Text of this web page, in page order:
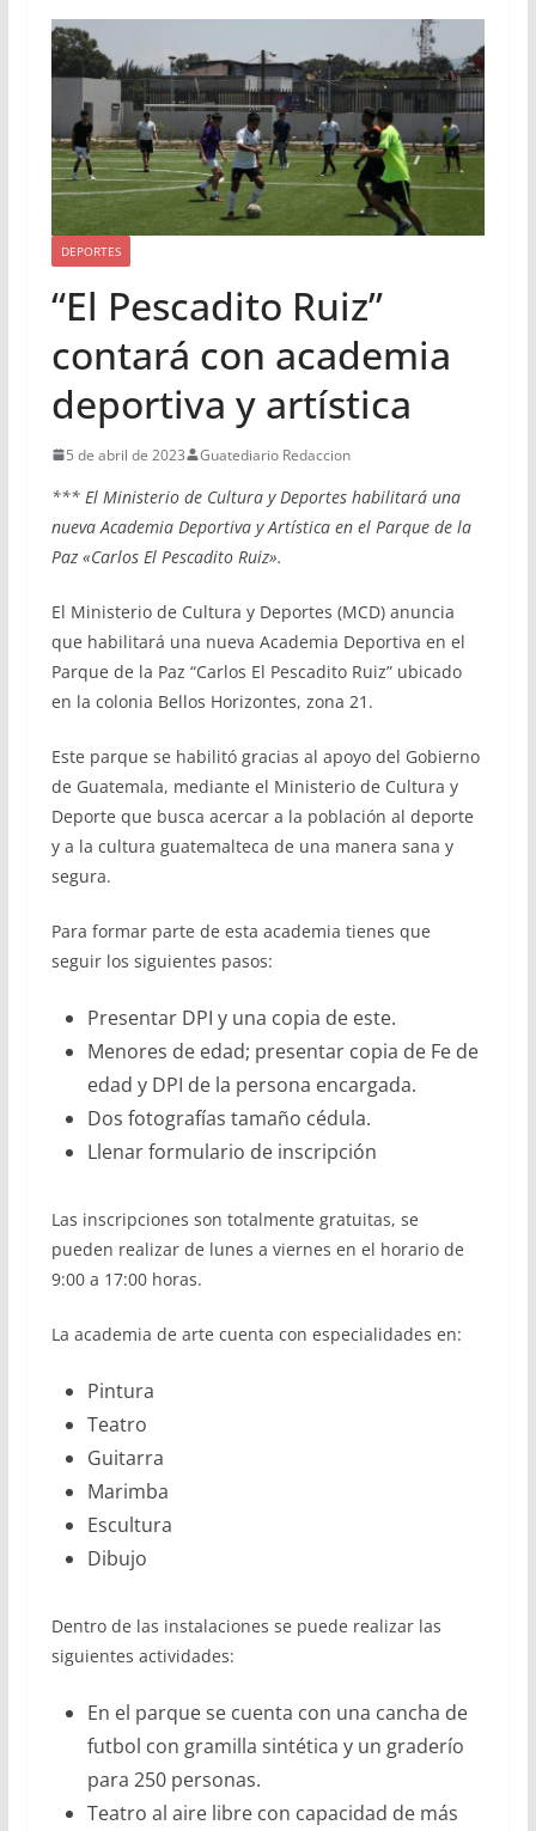
DEPORTES
“El Pescadito Ruiz”
contará con academia
deportiva y artística
5 de abril de 2023 Guatediario Redaccion
*** El Ministerio de Cultura y Deportes habilitará una
nueva Academia Deportiva y Artística en el Parque de la
Paz «Carlos El Pescadito Ruiz».
El Ministerio de Cultura y Deportes (MCD) anuncia
que habilitará una nueva Academia Deportiva en el
Parque de la Paz “Carlos El Pescadito Ruiz” ubicado
en la colonia Bellos Horizontes, zona 21.
Este parque se habilitó gracias al apoyo del Gobierno
de Guatemala, mediante el Ministerio de Cultura y
Deporte que busca acercar a la población al deporte
y a la cultura guatemalteca de una manera sana y
segura.
Para formar parte de esta academia tienes que
seguir los siguientes pasos:
Presentar DPI y una copia de este.
Menores de edad; presentar copia de Fe de
edad y DPI de la persona encargada.
Dos fotografías tamaño cédula.
Llenar formulario de inscripción
Las inscripciones son totalmente gratuitas, se
pueden realizar de lunes a viernes en el horario de
9:00 a 17:00 horas.
La academia de arte cuenta con especialidades en:
Pintura
Teatro
Guitarra
Marimba
Escultura
Dibujo
Dentro de las instalaciones se puede realizar las
siguientes actividades:
En el parque se cuenta con una cancha de
futbol con gramilla sintética y un graderío
para 250 personas.
Teatro al aire libre con capacidad de más